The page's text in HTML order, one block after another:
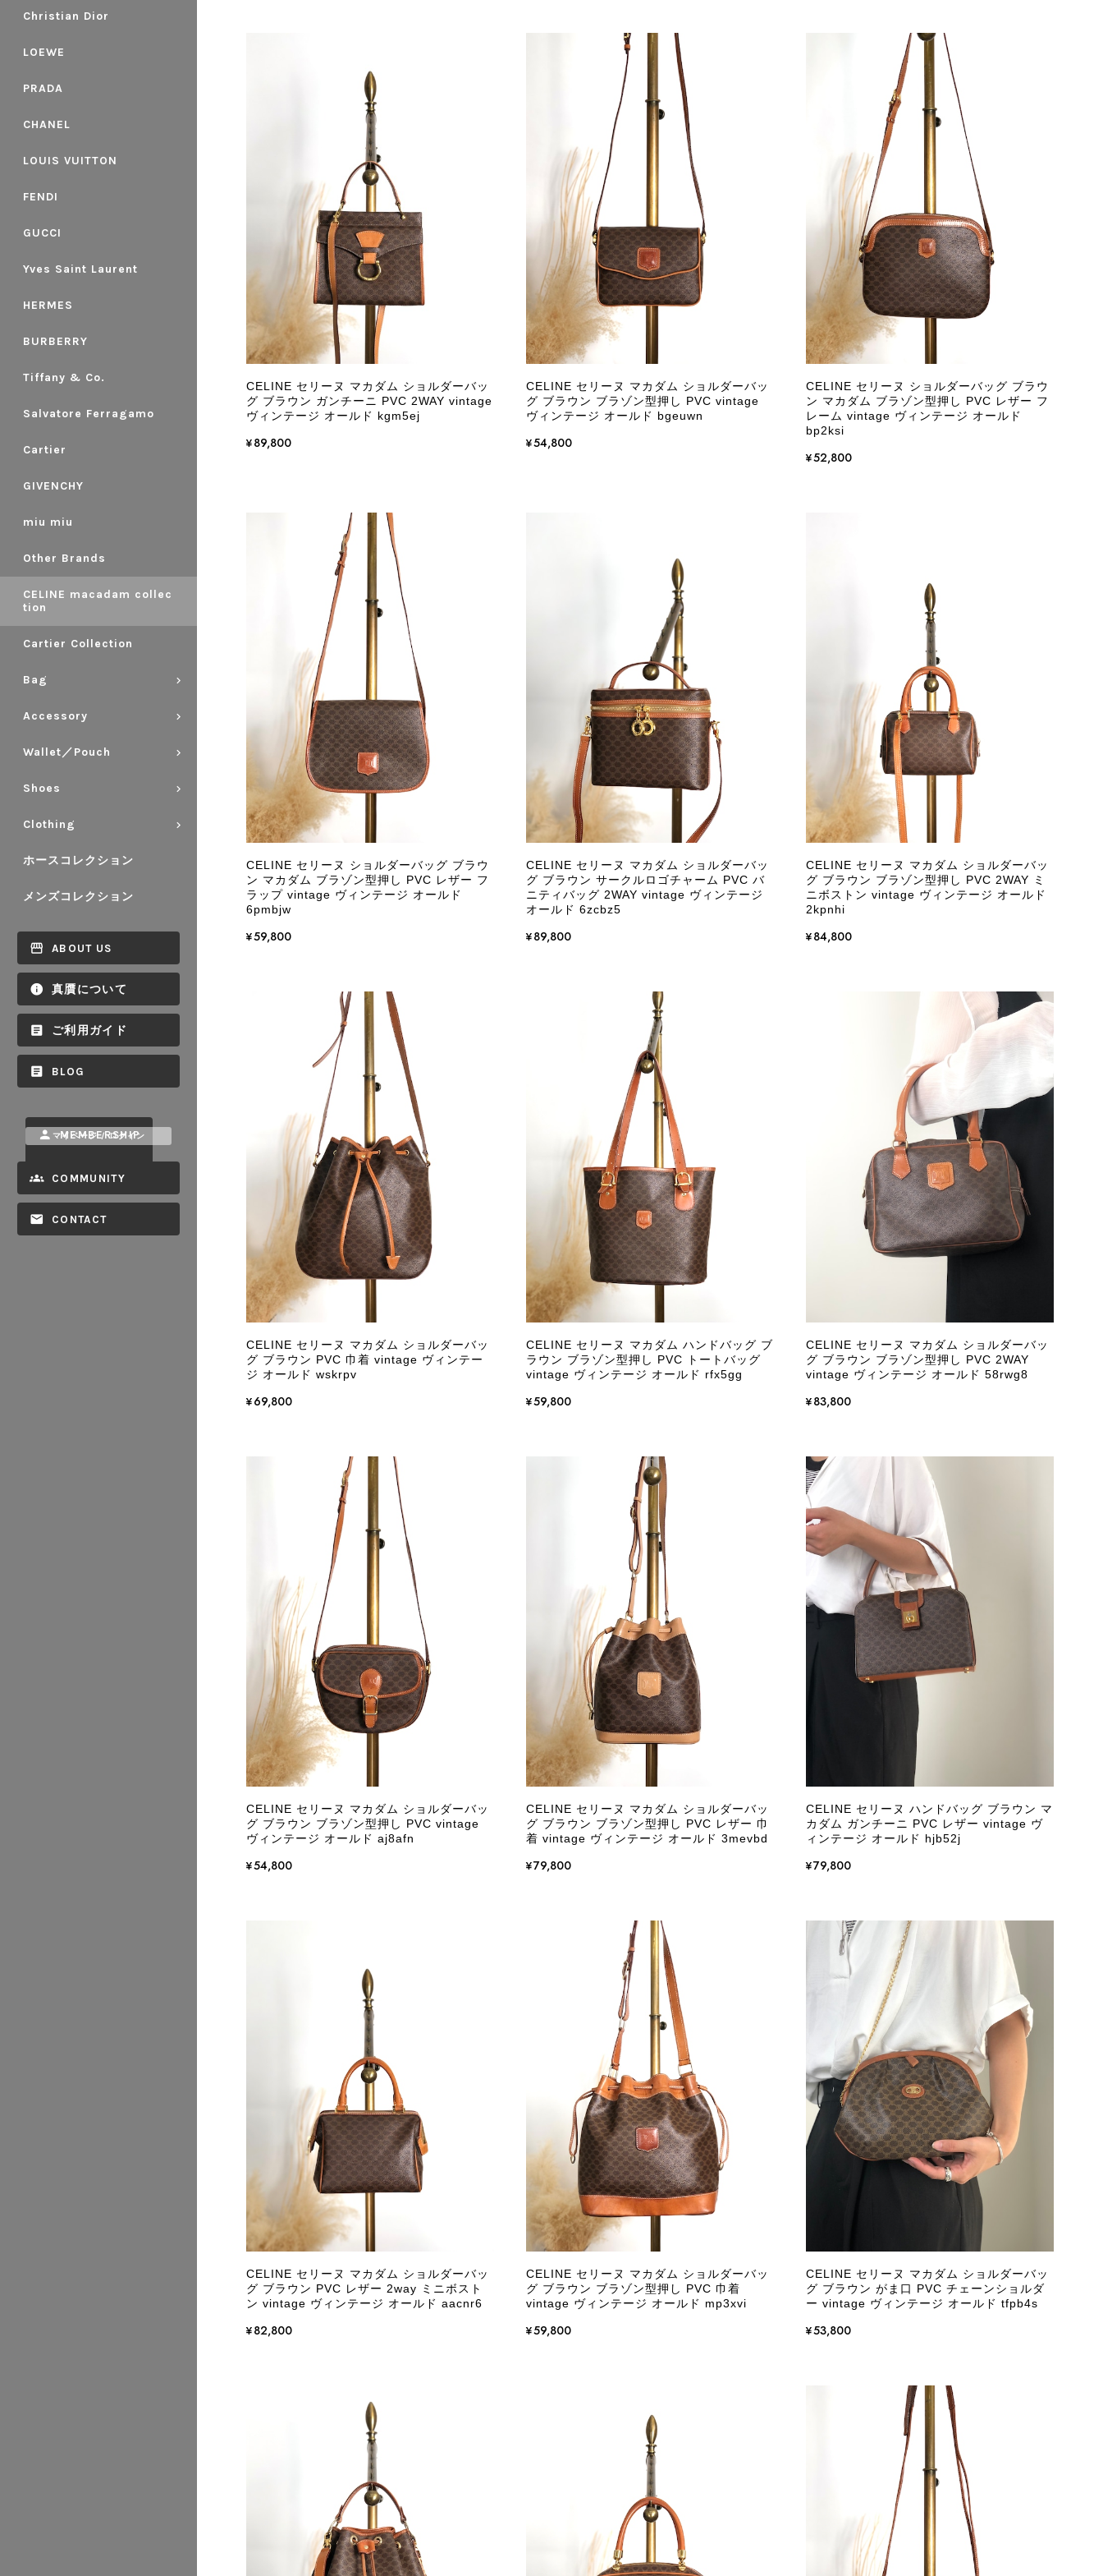
Christian Dior
LOEWE
PRADA
CHANEL
LOUIS VUITTON
FENDI
GUCCI
Yves Saint Laurent
HERMES
BURBERRY
Tiffany & Co.
Salvatore Ferragamo
Cartier
GIVENCHY
miu miu
Other Brands
CELINE macadam collec
tion
Cartier Collection
Bag
Accessory
Wallet／Pouch
Shoes
Clothing
ホースコレクション
メンズコレクション
ABOUT US
真贋について
ご利用ガイド
BLOG
MEMBERSHIP
マイページ / ログイン
COMMUNITY
CONTACT
CELINE セリーヌ マカダム ショルダーバッ
グ ブラウン ガンチーニ PVC 2WAY vintage
ヴィンテージ オールド kgm5ej
¥89,800
CELINE セリーヌ マカダム ショルダーバッ
グ ブラウン ブラゾン型押し PVC vintage
ヴィンテージ オールド bgeuwn
¥54,800
CELINE セリーヌ ショルダーバッグ ブラウ
ン マカダム ブラゾン型押し PVC レザー フ
レーム vintage ヴィンテージ オールド
bp2ksi
¥52,800
CELINE セリーヌ ショルダーバッグ ブラウ
ン マカダム ブラゾン型押し PVC レザー フ
ラップ vintage ヴィンテージ オールド
6pmbjw
¥59,800
CELINE セリーヌ マカダム ショルダーバッ
グ ブラウン サークルロゴチャーム PVC バ
ニティバッグ 2WAY vintage ヴィンテージ
オールド 6zcbz5
¥89,800
CELINE セリーヌ マカダム ショルダーバッ
グ ブラウン ブラゾン型押し PVC 2WAY ミ
ニボストン vintage ヴィンテージ オールド
2kpnhi
¥84,800
CELINE セリーヌ マカダム ショルダーバッ
グ ブラウン PVC 巾着 vintage ヴィンテー
ジ オールド wskrpv
¥69,800
CELINE セリーヌ マカダム ハンドバッグ ブ
ラウン ブラゾン型押し PVC トートバッグ
vintage ヴィンテージ オールド rfx5gg
¥59,800
CELINE セリーヌ マカダム ショルダーバッ
グ ブラウン ブラゾン型押し PVC 2WAY
vintage ヴィンテージ オールド 58rwg8
¥83,800
CELINE セリーヌ マカダム ショルダーバッ
グ ブラウン ブラゾン型押し PVC vintage
ヴィンテージ オールド aj8afn
¥54,800
CELINE セリーヌ マカダム ショルダーバッ
グ ブラウン ブラゾン型押し PVC レザー 巾
着 vintage ヴィンテージ オールド 3mevbd
¥79,800
CELINE セリーヌ ハンドバッグ ブラウン マ
カダム ガンチーニ PVC レザー vintage ヴ
ィンテージ オールド hjb52j
¥79,800
CELINE セリーヌ マカダム ショルダーバッ
グ ブラウン PVC レザー 2way ミニボスト
ン vintage ヴィンテージ オールド aacnr6
¥82,800
CELINE セリーヌ マカダム ショルダーバッ
グ ブラウン ブラゾン型押し PVC 巾着
vintage ヴィンテージ オールド mp3xvi
¥59,800
CELINE セリーヌ マカダム ショルダーバッ
グ ブラウン がま口 PVC チェーンショルダ
ー vintage ヴィンテージ オールド tfpb4s
¥53,800